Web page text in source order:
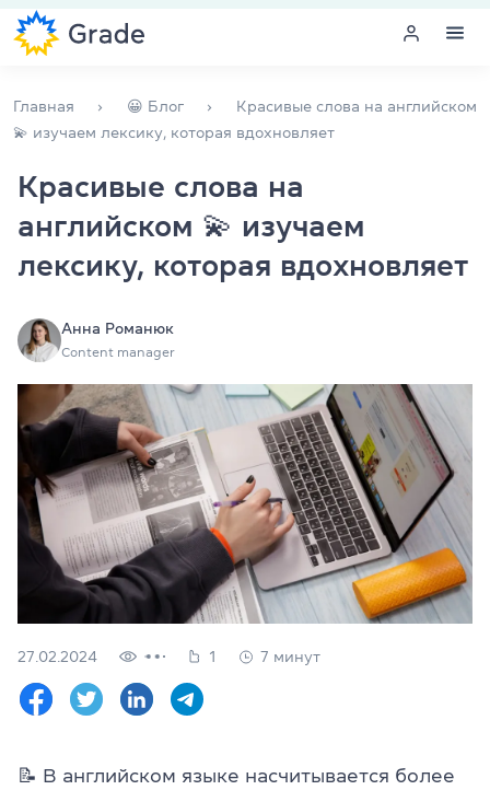
Обучение для преподавателей
Английский для компаний
Подготовка к экзаменам
Больше о нас
Проверитьсвойуровень
Оставить заявку
Язык сайта
(063) 580 11 00
Главная 😀 Блог
Красивые слова на английском
💫 изучаем лексику, которая вдохновляет
Красивые слова на
английском 💫 изучаем
лексику, которая вдохновляет
Анна Романюк
Content manager
27.02.2024 1 7 минут
📝 В английском языке насчитывается более